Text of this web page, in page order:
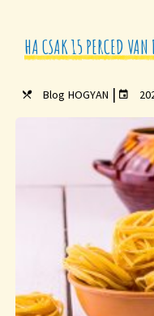
HA CSAK 15 PERCED VAN
Blog HOGYAN |